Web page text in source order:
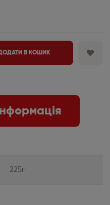
В КОШИК
225г